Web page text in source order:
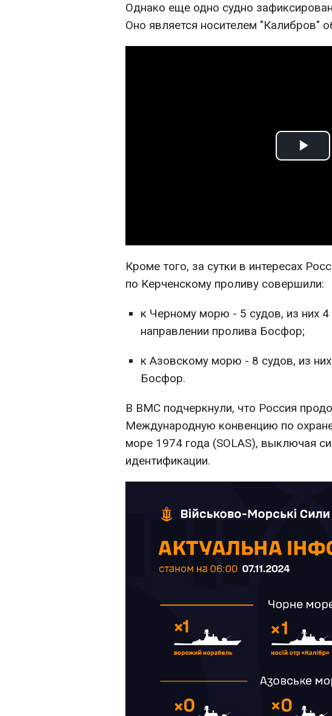
Однако еще одно судно
Оно является носителем "Калибров"
Play
Кроме того, за сутки в интересах
по Керченскому проливу совершили:
к Черному морю - 5 судов, из них
направлении пролива Босфор;
к Азовскому морю - 8 судов, из
Босфор.
В ВМС подчеркнули, что Россия
Международную конвенцию по
море 1974 года (SOLAS), выключая
идентификации.